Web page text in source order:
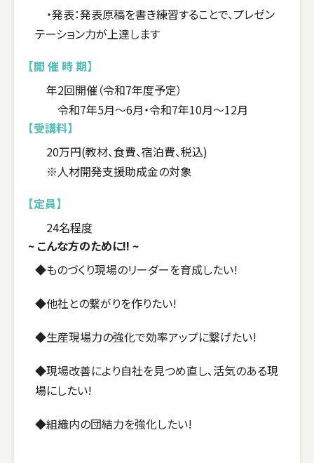
・発表：発表原稿を書き練習することで、プレゼン
テーション力が上達します
【開 催 時 期】
年2回開催（令和7年度予定）
令和7年5月～6月・令和7年10月～12月
【受講料】
20万円(教材、食費、宿泊費、税込)
※人材開発支援助成金の対象
【定員】
24名程度
~ こんな方のために!! ~
◆ものづくり現場のリーダーを育成したい!
◆他社との繋がりを作りたい!
◆生産現場力の強化で効率アップに繋げたい!
◆現場改善により自社を見つめ直し、活気のある現
場にしたい!
◆組織内の団結力を強化したい!